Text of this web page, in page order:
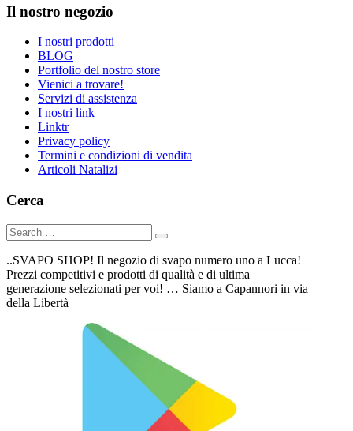
Il nostro negozio
I nostri prodotti
BLOG
Portfolio del nostro store
Vienici a trovare!
Servizi di assistenza
I nostri link
Linktr
Privacy policy
Termini e condizioni di vendita
Articoli Natalizi
Cerca
..SVAPO SHOP! Il negozio di svapo numero uno a Lucca!
Prezzi competitivi e prodotti di qualità e di ultima
generazione selezionati per voi! … Siamo a Capannori in via
della Libertà